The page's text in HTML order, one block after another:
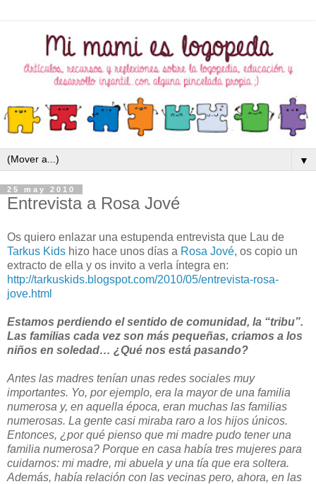
▼
25 may 2010
Entrevista a Rosa Jové
Os quiero enlazar una estupenda entrevista que Lau de
Tarkus Kids hizo hace unos días a Rosa Jové, os copio un
extracto de ella y os invito a verla íntegra en:
http://tarkuskids.blogspot.com/2010/05/entrevista-rosa-
jove.html
Estamos perdiendo el sentido de comunidad, la “tribu”.
Las familias cada vez son más pequeñas, criamos a los
niños en soledad… ¿Qué nos está pasando?
Antes las madres tenían unas redes sociales muy
importantes. Yo, por ejemplo, era la mayor de una familia
numerosa y, en aquella época, eran muchas las familias
numerosas. La gente casi miraba raro a los hijos únicos.
Entonces, ¿por qué pienso que mi madre pudo tener una
familia numerosa? Porque en casa había tres mujeres para
cuidarnos: mi madre, mi abuela y una tía que era soltera.
Además, había relación con las vecinas pero, ahora, en las